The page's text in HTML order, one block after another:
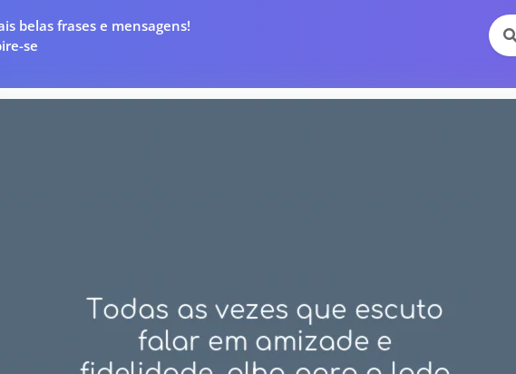
belas frases e mensagens!
se